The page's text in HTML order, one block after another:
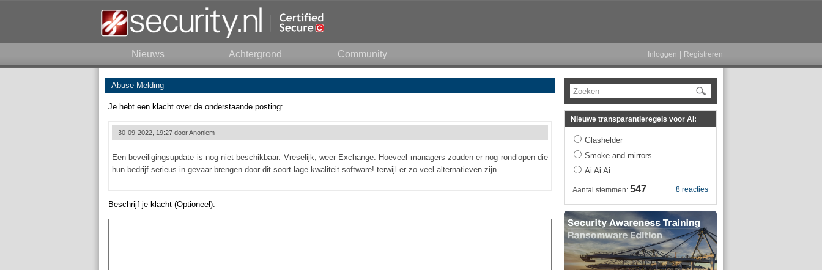
Nieuws Achtergrond Community Inloggen Registreren
Abuse Melding
Je hebt een klacht over de onderstaande posting:
30-09-2022, 19:27 doorAnoniem
Een beveiligingsupdate is nog niet beschikbaar. Vreselijk, weer Exchange. Hoeveel managers zouden er nog rondlopen die
hun bedrijf serieus in gevaar brengen door dit soort lage kwaliteit software! terwijl er zo veel alternatieven zijn.
Beschrijf je klacht (Optioneel):
Zoeken
Nieuwe transparantieregels voor AI:
Glashelder
Smoke and mirrors
Ai Ai Ai
8 reacties
Aantal stemmen: 547